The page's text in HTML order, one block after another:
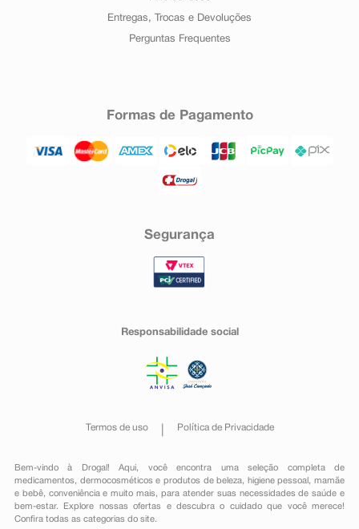
Entregas, Trocas e Devoluções
Perguntas Frequentes
Formas de Pagamento
Segurança
Responsabilidade social
Termos de uso Política de Privacidade
Bem-vindo à Drogal! Aqui, você encontra uma seleção completa de
medicamentos , dermocosméticos e produtos de beleza, higiene pessoal ,mamãe
e bebê, conveniênciae muito mais, para atender suas necessidades de saúde e
bem-estar. Explore nossas ofertas e descubra o cuidado que você merece!
Confira todas as categorias do site.